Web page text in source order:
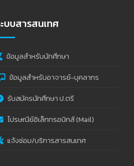
บบสารสนเทศ
ข้อมูลสำหรับนักศึกษา
ข้อมูลสำหรับอาจารย์-บุคลากร
รับสมัครนักศึกษา ป.ตรี
ไปรษณีย์อิเล็กทรอนิกส์ (Mail)
แจ้งซ่อม/บริการสารสนเทศ